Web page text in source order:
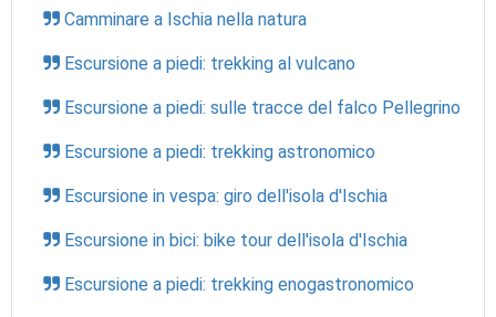
Camminare a Ischia nella natura
Escursione a piedi: trekking al vulcano
Escursione a piedi: sulle tracce del falco Pellegrino
Escursione a piedi: trekking astronomico
Escursione in vespa: giro dell'isola d'Ischia
Escursione in bici: bike tour dell'isola d'Ischia
Escursione a piedi: trekking enogastronomico